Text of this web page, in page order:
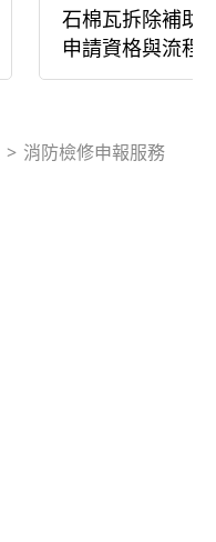
石棉瓦拆除補助
申請資格與流程
> 消防檢修申報服務